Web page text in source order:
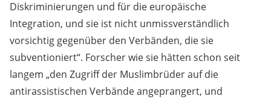
Diskriminierungen und für die europäische
Integration, und sie ist nicht unmissverständlich
vorsichtig gegenüber den Verbänden, die sie
subventioniert“. Forscher wie sie hätten schon seit
langem „den Zugriff der Muslimbrüder auf die
antirassistischen Verbände angeprangert, und